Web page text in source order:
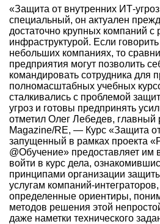
«Защита от внутренних ИТ-
специальный, он актуален
достаточно крупных компаний с
инфраструктурой. Если
небольших компаниях, то
предприятия могут позволить
командировать сотрудника для
полномасштабных учебных
сталкивались с проблемой
угроз и готовы предпринять
отметил Олег Лебедев, главный
Magazine/RE, — Курс «Защита
запущенный в рамках проекта
@Обучение» предоставляет им
войти в курс дела,
принципами организации
услугам компаний-
определенные ориентиры,
методов решения этой
даже наметки технического